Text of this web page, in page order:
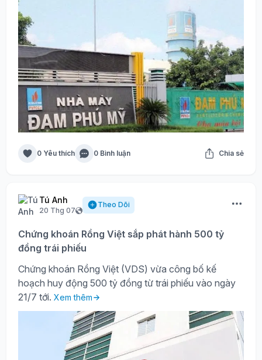
0 Yêu thích 0 Bình luận Chia sẻ
Tú Anh
20 Thg 07
Theo Dõi
Chứng khoán Rồng Việt sắp phát hành 500 tỷ
đồng trái phiếu
Chứng khoán Rồng Việt (VDS) vừa công bố kế
hoạch huy động 500 tỷ đồng từ trái phiếu vào ngày
21/7 tới. Xem thêm